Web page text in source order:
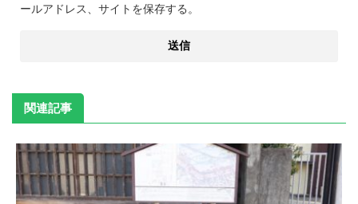
ールアドレス、サイトを保存する。
関連記事